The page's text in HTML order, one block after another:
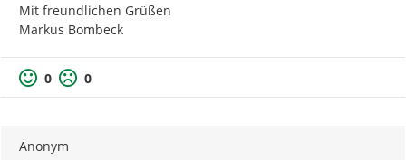
Mit freundlichen Grüßen
Markus Bombeck
0 0
Anonym